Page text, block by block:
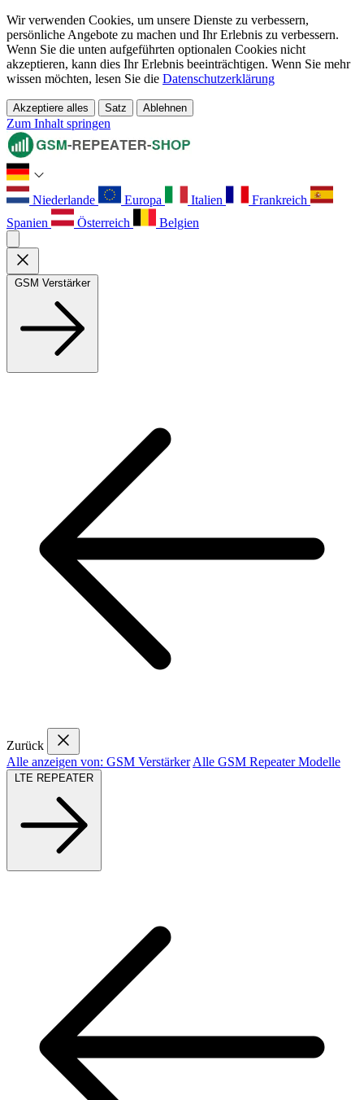
Wir verwenden Cookies, um unsere Dienste zu verbessern,
persönliche Angebote zu machen und Ihr Erlebnis zu verbessern.
Wenn Sie die unten aufgeführten optionalen Cookies nicht
akzeptieren, kann dies Ihr Erlebnis beeinträchtigen. Wenn Sie mehr
wissen möchten, lesen Sie die Datenschutzerklärung
Akzeptiere alles Satz Ablehnen
Zum Inhalt springen
Niederlande Europa Italien
Frankreich
Spanien
Österreich Belgien
GSM Verstärker
Zurück
Alle anzeigen von: GSM Verstärker Alle GSM Repeater Modelle
LTE REPEATER